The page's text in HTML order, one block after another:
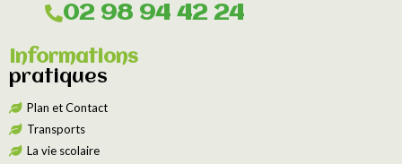
02 98 94 42 24
Informations
pratiques
Plan et Contact
Transports
La vie scolaire